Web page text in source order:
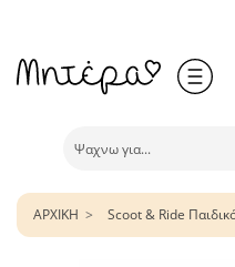
ΑΡΧΙΚΗ Scoot & Ride